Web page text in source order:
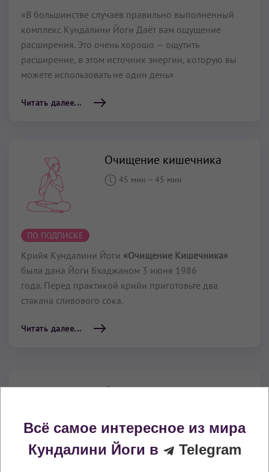
«В большинстве случаев правильно выполненный
комплекс Кундалини Йоги Даёт вам ощущение
расширения. Это очень хорошо — ощутить
расширение, в этом источник энергии, которую вы
можете использовать не один день»
Читать далее...
Очищение кишечника
45 мин –45 мин
ПО ПОДПИСКЕ
Крийя Кундалини Йоги «Очищение Кишечника»
была дана Йоги Бхаджаном 3 июня 1986
года. Перед практикой крийи приготовьте два
стакана сливового сока.
Читать далее...
Очищение организма и
33 мин
Всё самое интересное из мира
Кундалини Йоги в
Telegram